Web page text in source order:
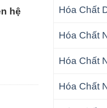
Hóa Chất
Hóa Chất
Hóa Chất
Hóa Chất
hệ